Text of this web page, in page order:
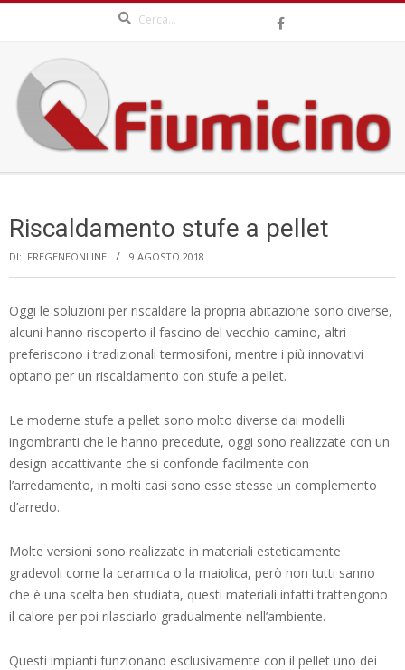
content
QFIUMICINO.COM
Menu
Riscaldamento stufe a pellet
DI: FREGENEONLINE 9 AGOSTO 2018
Oggi le soluzioni per riscaldare la propria abitazione sono diverse,
alcuni hanno riscoperto il fascino del vecchio camino, altri
preferiscono i tradizionali termosifoni, mentre i più innovativi
optano per un riscaldamento con stufe a pellet.
Le moderne stufe a pellet sono molto diverse dai modelli
ingombranti che le hanno precedute, oggi sono realizzate con un
design accattivante che si confonde facilmente con
l’arredamento, in molti casi sono esse stesse un complemento
d’arredo.
Molte versioni sono realizzate in materiali esteticamente
gradevoli come la ceramica o la maiolica, però non tutti sanno
che è una scelta ben studiata, questi materiali infatti trattengono
il calore per poi rilasciarlo gradualmente nell’ambiente.
Questi impianti funzionano esclusivamente con il pellet uno dei